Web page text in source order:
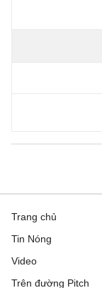
Trang chủ
Tin Nóng
Video
Trên đường Pitch